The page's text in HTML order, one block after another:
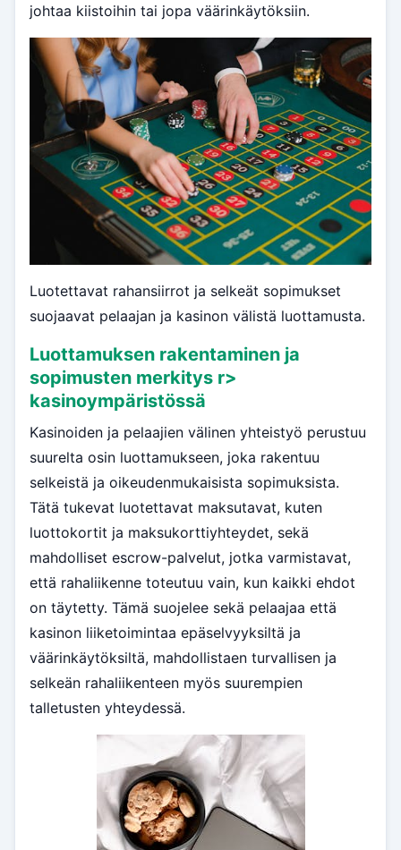
johtaa kiistoihin tai jopa väärinkäytöksiin.
Luotettavat rahansiirrot ja selkeät sopimukset
suojaavat pelaajan ja kasinon välistä luottamusta.
Luottamuksen rakentaminen ja
sopimusten merkitys r>
kasinoympäristössä
Kasinoiden ja pelaajien välinen yhteistyö perustuu
suurelta osin luottamukseen, joka rakentuu
selkeistä ja oikeudenmukaisista sopimuksista.
Tätä tukevat luotettavat maksutavat, kuten
luottokortit ja maksukorttiyhteydet, sekä
mahdolliset escrow-palvelut, jotka varmistavat,
että rahaliikenne toteutuu vain, kun kaikki ehdot
on täytetty. Tämä suojelee sekä pelaajaa että
kasinon liiketoimintaa epäselvyyksiltä ja
väärinkäytöksiltä, mahdollistaen turvallisen ja
selkeän rahaliikenteen myös suurempien
talletusten yhteydessä.